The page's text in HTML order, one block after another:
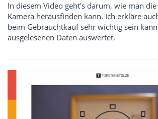
In diesem Video geht's darum, wie man
Kamera herausfinden kann. Ich erkläre
beim Gebrauchtkauf sehr wichtig sein
ausgelesenen Daten auswertet.